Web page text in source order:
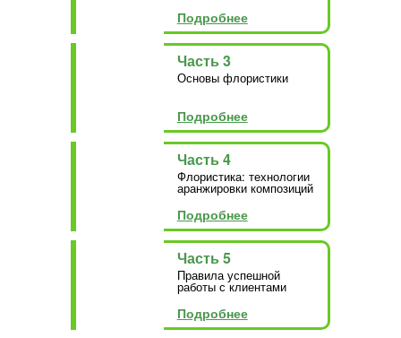
Подробнее
Часть 3
Основы флористики
Подробнее
Часть 4
Флористика: технологии
аранжировки композиций
Подробнее
Часть 5
Правила успешной
работы с клиентами
Подробнее